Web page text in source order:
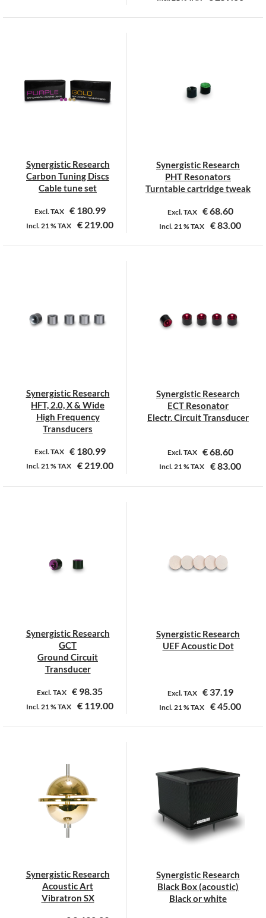
Synergistic Research
Carbon Tuning Discs
Cable tune set
Excl. TAX €180.99
Incl.21 %TAX € 219.00
Synergistic Research
PHT Resonators
Turntable cartridge tweak
Excl. TAX €68.60
Incl.21 %TAX €83.00
Dit
Deze
optie
de
productpagina
Synergistic Research
HFT, 2.0, X & Wide
High Frequency
Transducers
Excl. TAX €180.99
Incl.21 %TAX € 219.00
Dit
Deze
optie
de
productpagina
Synergistic Research
ECT Resonator
Electr. Circuit Transducer
Excl. TAX €68.60
Incl.21 %TAX €83.00
Dit
Deze
optie
de
productpagina
Synergistic Research
GCT
Ground Circuit
Transducer
Excl. TAX € 98.35
Incl.21 %TAX € 119.00
Dit
variaties.
Deze
optie
kan
gekozen
de
productpagina
Synergistic Research
UEF Acoustic Dot
Excl. TAX €37.19
Incl.21 %TAX €45.00
Dit
meerdere
variaties.
kan
gekozen
de
productpagina
Synergistic Research
Acoustic Art
Vibratron SX
Synergistic Research
Black Box (acoustic)
Black or white